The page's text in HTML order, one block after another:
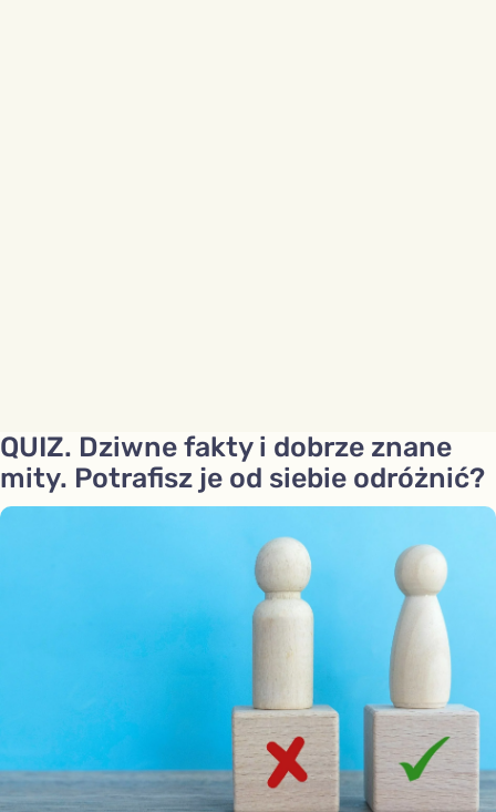
QUIZ. Dziwne fakty i dobrze znane
mity. Potrafisz je od siebie odróżnić?